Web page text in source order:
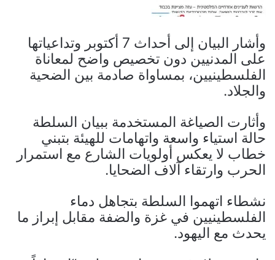
وأشار البيان إلى أحداث 7 أكتوبر وتداعياتها
على المدنيين دون تخصيص واضح لمعاناة
الفلسطينيين، بمساواة صادمة بين الضحية
والجلاد.
وأثارت الصياغة المستخدمة ببيان السلطة
حالة استياء واسعة واتهامات للهيئة بتبني
خطاب لا يعكس أولويات الشارع مع استمرار
الحرب وارتقاء آلاف الضحايا.
نشطاء اتهموا السلطة بتجاهل دماء
الفلسطينيين في غزة والضفة مقابل إبراز ما
يحدث مع اليهود.